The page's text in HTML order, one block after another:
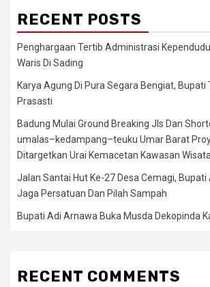
RECENT POSTS
Penghargaan Tertib Administrasi
Waris Di Sading
Karya Agung Di Pura Segara Bengiat, Bupati
Prasasti
Badung Mulai Ground Breaking Jls Dan
umalas–kedampang–teuku Umar Barat
Ditargetkan Urai Kemacetan Kawasan Wisata
Jalan Santai Hut Ke-27 Desa Cemagi,
Jaga Persatuan Dan Pilah Sampah
Bupati Adi Arnawa Buka Musda Dekopinda
RECENT COMMENTS